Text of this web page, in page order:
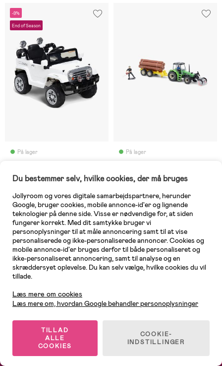
-9%
End of Season
På lager
749 kr
Vejl. pris: 1.179 kr
På lager
Skogbrug 1:32
99 kr
1 / 2
Du bestemmer selv, hvilke cookies, der må bruges
Jollyroom og vores digitale samarbejdspartnere, herunder
Google, bruger cookies, mobile annonce-id'er og lignende
teknologier på denne side. Visse er nødvendige for, at siden
fungerer korrekt. Med dit samtykke bruger vi
personoplysninger til at måle annoncering samt til at vise
personaliserede og ikke-personaliserede annoncer. Cookies og
mobile annonce-id'er bruges derfor til både personaliseret og
ikke-personaliseret annoncering, samt til analyse og en
skræddersyet oplevelse. Du kan selv vælge, hvilke cookies du vil
tillade.
Læs mere om cookies
Læs mere om, hvordan Google behandler personoplysninger
TILLAD
ALLE
COOKIES
COOKIE-
INDSTILLINGER